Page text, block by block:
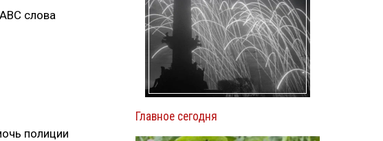
слова
полиции
Главное сегодня